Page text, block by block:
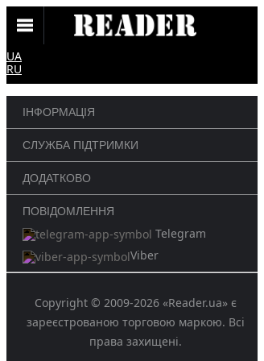
UA
RU
ІНФОРМАЦІЯ
СЛУЖБА ПІДТРИМКИ
ДОДАТКОВО
ПОВІДОМЛЕННЯ
Telegram
Viber
Copyright © 2009-2026 «Reader.ua» є
зареєстрованою торговою маркою. Всі
права захищені.